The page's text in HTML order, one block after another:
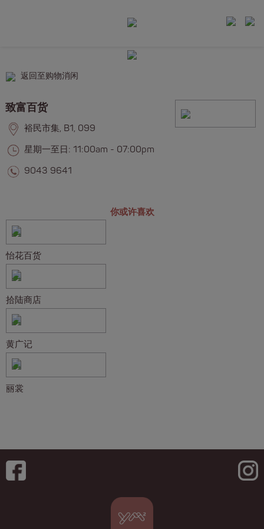
返回至购物消闲
致富百货
裕民市集, B1, 099
星期一至日: 11:00am - 07:00pm
9043 9641
你或许喜欢
怡花百货
拾陆商店
黄广记
丽裳